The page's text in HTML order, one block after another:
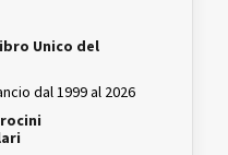
Unico del
dal 1999 al 2026